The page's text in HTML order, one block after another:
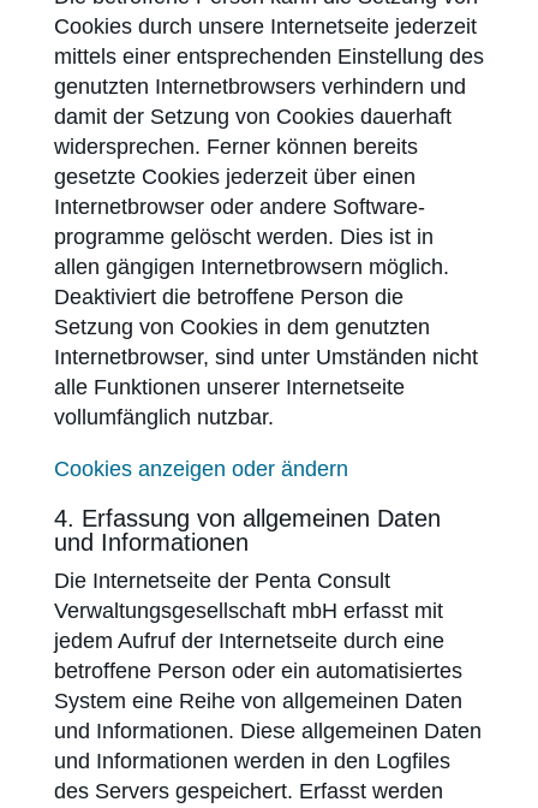
Cookies durch unsere Internetseite jederzeit
mittels einer entsprechenden Einstellung des
genutzten Internetbrowsers verhindern und
damit der Setzung von Cookies dauerhaft
widersprechen. Ferner können bereits
gesetzte Cookies jederzeit über einen
Internetbrowser oder andere Software­
programme gelöscht werden. Dies ist in
allen gängigen Internetbrowsern möglich.
Deaktiviert die betroffene Person die
Setzung von Cookies in dem genutzten
Internet­browser, sind unter Umständen nicht
alle Funktionen unserer Internetseite
vollumfänglich nutzbar.
Cookies anzeigen oder ändern
4. Erfassung von allgemeinen Daten
und Informationen
Die Internetseite der Penta Consult
Verwaltungsgesellschaft mbH erfasst mit
jedem Aufruf der Internetseite durch eine
betroffene Person oder ein automatisiertes
System eine Reihe von allgemeinen Daten
und Informationen. Diese allgemeinen Daten
und Informationen werden in den Logfiles
des Servers gespeichert. Erfasst werden